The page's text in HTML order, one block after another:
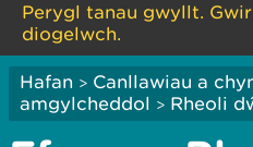
Perygl tanau gwyllt.
diogelwch.
Hafan > Canllawiau a
amgylcheddol > Rheoli